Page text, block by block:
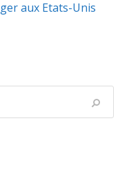
aux Etats-Unis